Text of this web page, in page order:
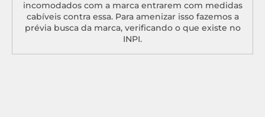
incomodados com a marca entrarem com medidas
cabíveis contra essa. Para amenizar isso fazemos a
prévia busca da marca, verificando o que existe no
INPI.